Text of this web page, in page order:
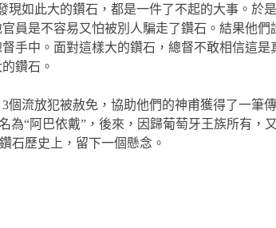
如此大的鑽石，都是一件了不起的大事。於
員是不容易又怕被別人騙走了鑽石。結果他們
手中。面對這樣大的鑽石，總督不敢相信這是
鑽石。
流放犯被赦免，協助他們的神甫獲得了一筆
為“阿巴依戴”，後來，因歸葡萄牙王族所有，
石歷史上，留下一個懸念。